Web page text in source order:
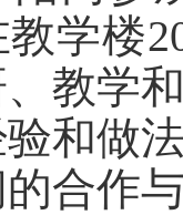
学楼
、教学
和做
合作